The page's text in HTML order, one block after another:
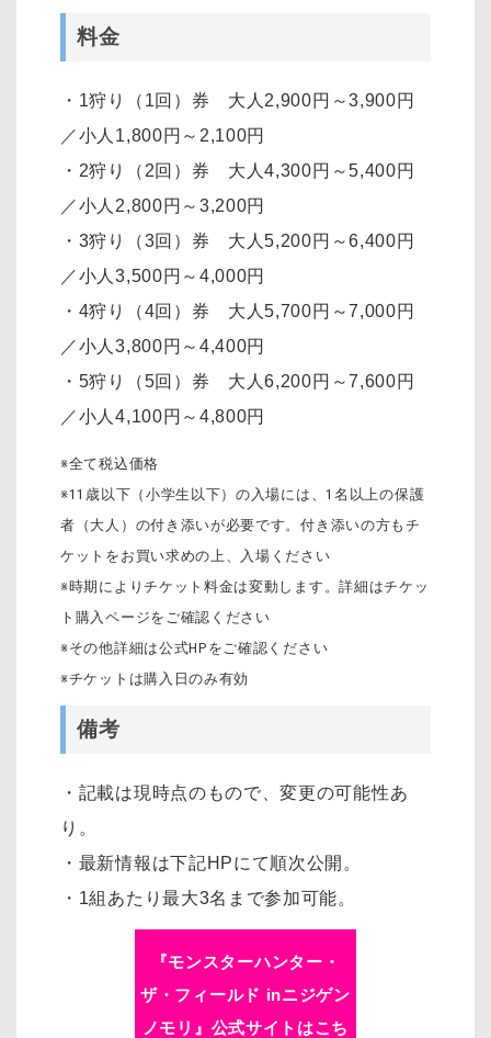
料金
・1狩り（1回）券 大人2,900円～3,900円
／小人1,800円～2,100円
・2狩り（2回）券 大人4,300円～5,400円
／小人2,800円～3,200円
・3狩り（3回）券 大人5,200円～6,400円
／小人3,500円～4,000円
・4狩り（4回）券 大人5,700円～7,000円
／小人3,800円～4,400円
・5狩り（5回）券 大人6,200円～7,600円
／小人4,100円～4,800円
※全て税込価格
※11歳以下（小学生以下）の入場には、1名以上の保護
者（大人）の付き添いが必要です。付き添いの方もチ
ケットをお買い求めの上、入場ください
※時期によりチケット料金は変動します。詳細はチケッ
ト購入ページをご確認ください
※その他詳細は公式HPをご確認ください
※チケットは購入日のみ有効
備考
・記載は現時点のもので、変更の可能性あ
り。
・最新情報は下記HPにて順次公開。
・1組あたり最大3名まで参加可能。
『モンスターハンター・
ザ・フィールド inニジゲン
ノモリ』公式サイトはこち